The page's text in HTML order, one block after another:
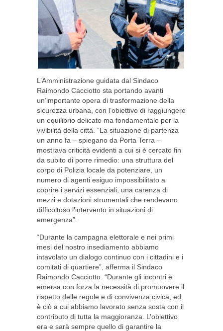
L’Amministrazione guidata dal Sindaco
Raimondo Cacciotto sta portando avanti
un’importante opera di trasformazione della
sicurezza urbana, con l’obiettivo di raggiungere
un equilibrio delicato ma fondamentale per la
vivibilità della città. “La situazione di partenza
un anno fa – spiegano da Porta Terra –
mostrava criticità evidenti a cui si è cercato fin
da subito di porre rimedio: una struttura del
corpo di Polizia locale da potenziare, un
numero di agenti esiguo impossibilitato a
coprire i servizi essenziali, una carenza di
mezzi e dotazioni strumentali che rendevano
difficoltoso l’intervento in situazioni di
emergenza”.
“Durante la campagna elettorale e nei primi
mesi del nostro insediamento abbiamo
intavolato un dialogo continuo con i cittadini e i
comitati di quartiere”, afferma il Sindaco
Raimondo Cacciotto. “Durante gli incontri è
emersa con forza la necessità di promuovere il
rispetto delle regole e di convivenza civica, ed
è ciò a cui abbiamo lavorato senza sosta con il
contributo di tutta la maggioranza. L’obiettivo
era e sarà sempre quello di garantire la